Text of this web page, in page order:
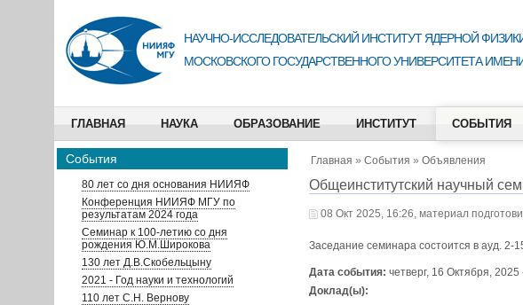
НАУЧНО-ИССЛЕДОВАТЕЛЬСКИЙ ИНСТИТУТ ЯДЕРНОЙ
МОСКОВСКОГО ГОСУДАРСТВЕННОГО УНИВЕРСИТЕТА
ГЛАВНАЯ НАУКА ОБРАЗОВАНИЕ ИНСТИТУТ СОБЫТИЯ
События
80 лет со дня основания НИИЯФ
Конференция НИИЯФ МГУ по
результатам 2024 года
Семинар к 100-летию со дня
рождения Ю.М.Широкова
130 лет Д.В.Скобельцыну
2021 - Год науки и технологий
110 лет С.Н. Вернову
Главная » События » Объявления
Общеинститутский научный
08 Окт 2025, 16:26, материал
Заседание семинара состоится в ауд.
Дата события: четверг, 16 Октября, 2025
Доклад(ы):